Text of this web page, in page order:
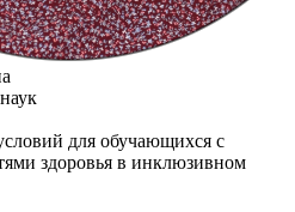
для обучающихся с
здоровья в инклюзивном